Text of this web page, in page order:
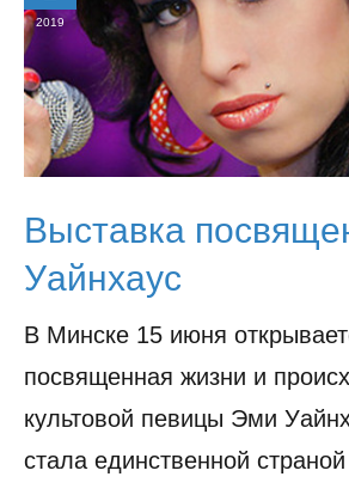
2019
Выставка
Уайнхаус
В Минске 15 июня
посвященная жизни и
культовой певицы Эми
стала единственной